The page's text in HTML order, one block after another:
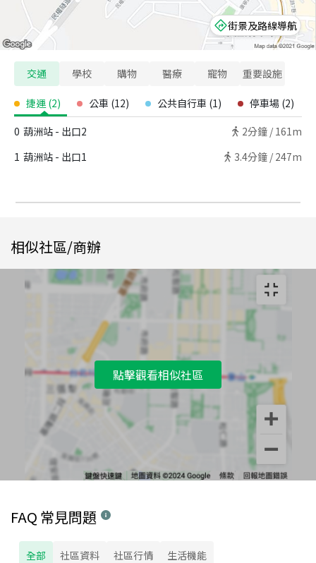
街景及路線導航
交通 學校 購物 醫療 寵物 重要設施
捷運 (2) 公車 (12) 公共自行車 (1) 停車場 (2)
0 葫洲站 - 出口2 2分鐘 / 161m
1 葫洲站 - 出口1 3.4分鐘 / 247m
相似社區/商辦
點擊觀看相似社區
FAQ 常見問題
全部 社區資料 社區行情 生活機能